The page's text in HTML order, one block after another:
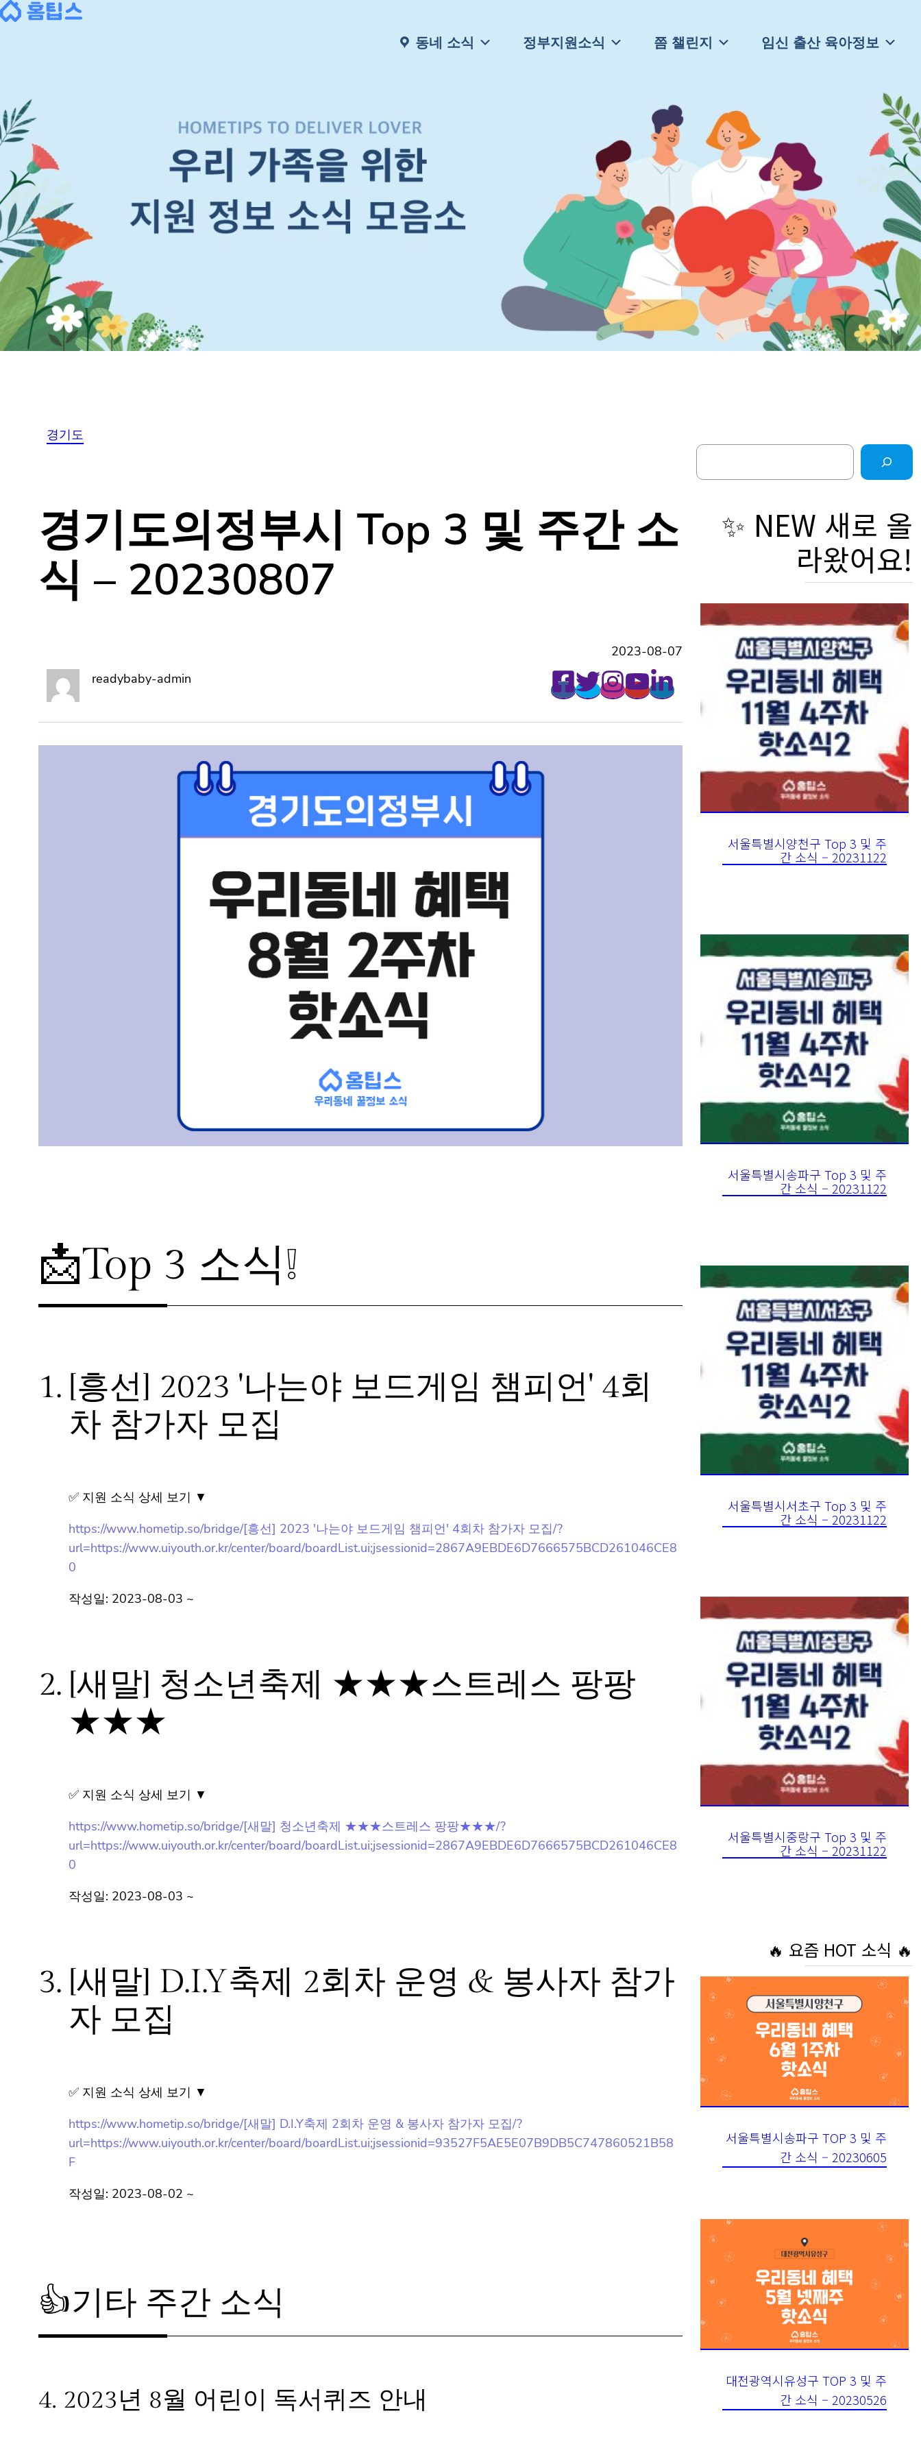
Skip
동네 소식 정부지원소식 쯤 챌린지 임신 출산 육아정보
경기도
경기도의정부시 Top 3 및 주간
소식 – 20230807
2023-08-07
readybaby-admin
📩Top 3 소식❕
1. [흥선] 2023 '나는야 보드게임 챔피언' 4회
차 참가자 모집
✅ 지원 소식 상세 보기 ▼
https://www.hometip.so/bridge/[흥선] 2023 '나는야 보드게임 챔피언' 4회차 참가자 모집/?
url=https://www.uiyouth.or.kr/center/board/boardList.ui;jsessionid=2867A9EBDE6D7666575BCD261046CE
80
작성일: 2023-08-03 ~
2. [새말] 청소년축제 ★★★스트레스 팡팡
★★★
✅ 지원 소식 상세 보기 ▼
https://www.hometip.so/bridge/[새말] 청소년축제 ★★★스트레스 팡팡★★★/?
url=https://www.uiyouth.or.kr/center/board/boardList.ui;jsessionid=2867A9EBDE6D7666575BCD261046CE
80
작성일: 2023-08-03 ~
3. [새말] D.I.Y축제 2회차 운영 & 봉사자 참
가자 모집
✅ 지원 소식 상세 보기 ▼
https://www.hometip.so/bridge/[새말] D.I.Y축제 2회차 운영 & 봉사자 참가자 모집/?
url=https://www.uiyouth.or.kr/center/board/boardList.ui;jsessionid=93527F5AE5E07B9DB5C747860521B5
8F
작성일: 2023-08-02 ~
👍기타 주간 소식
4. 2023년 8월 어린이 독서퀴즈 안내
Search
✨ NEW 새로 올
라왔어요!
서울특별시양천구 Top 3 및 주
간 소식 – 20231122
서울특별시송파구 Top 3 및 주
간 소식 – 20231122
간 소식 – 20231122
간 소식 – 20231122
간 소식 – 20230605
간 소식 – 20230526
다양한 주거, 생활, 보건 관련 소식부터
채용정보, 고시공고등
자주 묻는 질문들
뉴스레터는 언제 오나요?
홈팁스가 뭔가요? 🙄